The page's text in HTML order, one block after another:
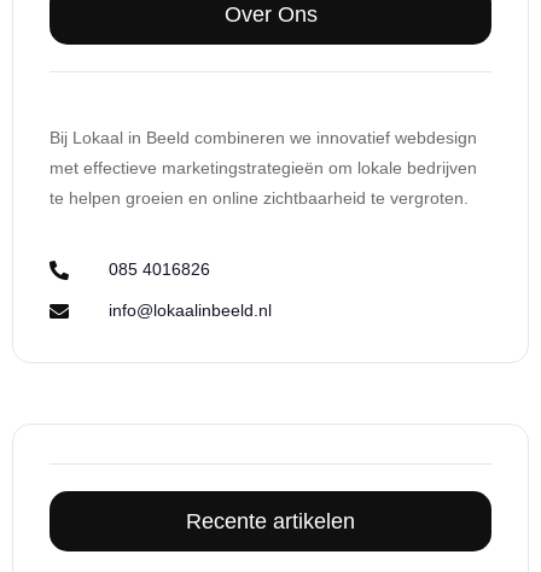
Over Ons
Bij Lokaal in Beeld combineren we innovatief webdesign
met effectieve marketingstrategieën om lokale bedrijven
te helpen groeien en online zichtbaarheid te vergroten.
085 4016826
info@lokaalinbeeld.nl
Recente artikelen